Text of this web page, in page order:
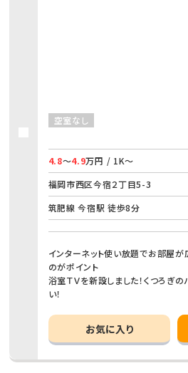
空室なし
4.8～4.9万円 / 1K～
福岡市西区今宿２丁目5-3
筑肥線 今宿駅 徒歩8分
インターネット使い放題でお部屋が
のがポイント
浴室ＴＶを新設しました！くつろぎ
い！
お気に入り